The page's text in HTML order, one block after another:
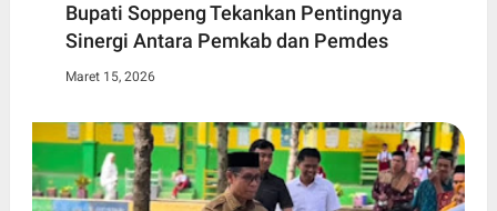
Bupati Soppeng Tekankan Pentingnya
Sinergi Antara Pemkab dan Pemdes
Maret 15, 2026